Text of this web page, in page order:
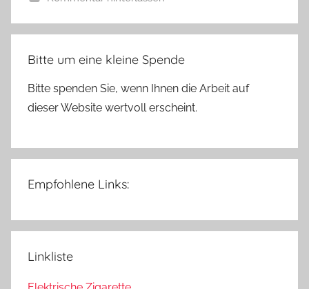
Bitte um eine kleine Spende
Bitte spenden Sie, wenn Ihnen die Arbeit auf
dieser Website wertvoll erscheint.
Empfohlene Links:
Linkliste